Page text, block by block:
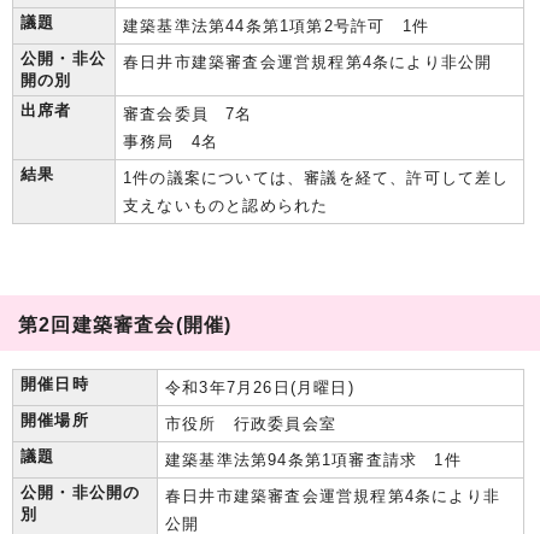
議題
建築基準法第44条第1項第2号許可 1件
公開・非公
開の別
春日井市建築審査会運営規程第4条により非公開
出席者
審査会委員 7名
事務局 4名
結果
1件の議案については、審議を経て、許可して差し
支えないものと認められた
第2回建築審査会(開催)
開催日時
令和3年7月26日(月曜日)
開催場所
市役所 行政委員会室
議題
建築基準法第94条第1項審査請求 1件
公開・非公開の
別
春日井市建築審査会運営規程第4条により非
公開